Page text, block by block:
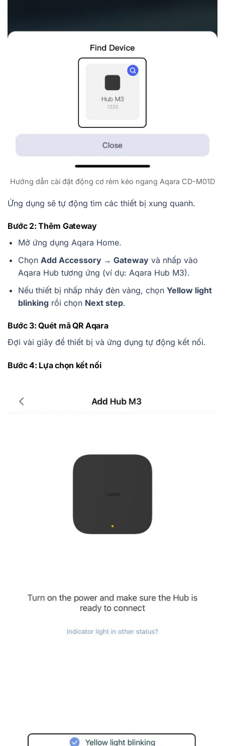
Hướng dẫn cài đặt động cơ rèm kéo ngang Aqara CD-M01D
Ứng dụng sẽ tự động tìm các thiết bị xung quanh.
Bước 2: Thêm Gateway
Mở ứng dụng Aqara Home.
Chọn Add Accessory → Gatewayvà nhấp vào
Aqara Hub tương ứng (ví dụ: Aqara Hub M3).
Nếu thiết bị nhấp nháy đèn vàng, chọn Yellow light
blinking rồi chọn Next step.
Bước 3: Quét mã QR Aqara
Đợi vài giây để thiết bị và ứng dụng tự động kết nối.
Bước 4: Lựa chọn kết nối